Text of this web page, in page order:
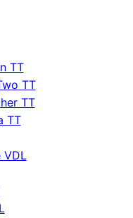
TT
TT
TT
TT
VDL